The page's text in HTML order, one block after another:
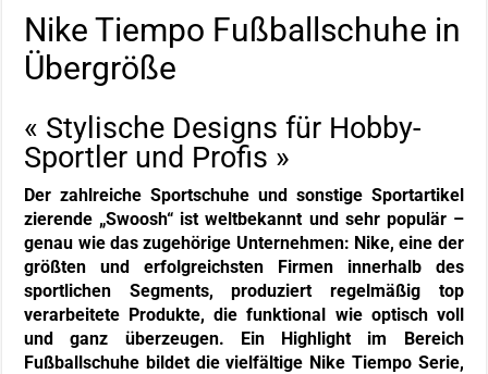
Nike Tiempo Fußballschuhe in
Übergröße
« Stylische Designs für Hobby-
Sportler und Profis »
Der zahlreiche Sportschuhe und sonstige Sportartikel
zierende „Swoosh“ ist weltbekannt und sehr populär –
genau wie das zugehörige Unternehmen: Nike, eine der
größten und erfolgreichsten Firmen innerhalb des
sportlichen Segments, produziert regelmäßig top
verarbeitete Produkte, die funktional wie optisch voll
und ganz überzeugen. Ein Highlight im Bereich
Fußballschuhe bildet die vielfältige Nike Tiempo Serie,